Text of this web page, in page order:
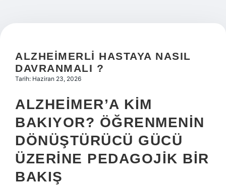
Hakkımızda
ALZHEIMERLI HASTAYA NASIL
DAVRANMALI ?
Tarih: Haziran 23, 2026
ALZHEIMER’A KIM
BAKIYOR? ÖĞRENMENIN
DÖNÜŞTÜRÜCÜ GÜCÜ
ÜZERINE PEDAGOJIK BIR
BAKIŞ